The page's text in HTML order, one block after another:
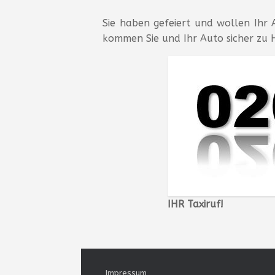
Sie haben gefeiert und wollen Ihr
kommen Sie und Ihr Auto sicher
IHR Taxiruf!
Impressum